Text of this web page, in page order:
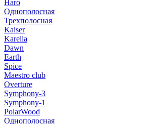
Haro
Однополосная
Трехполосная
Kaiser
Karelia
Dawn
Earth
Spice
Maestro club
Overture
Symphony-3
Symphony-1
PolarWood
Однополосная